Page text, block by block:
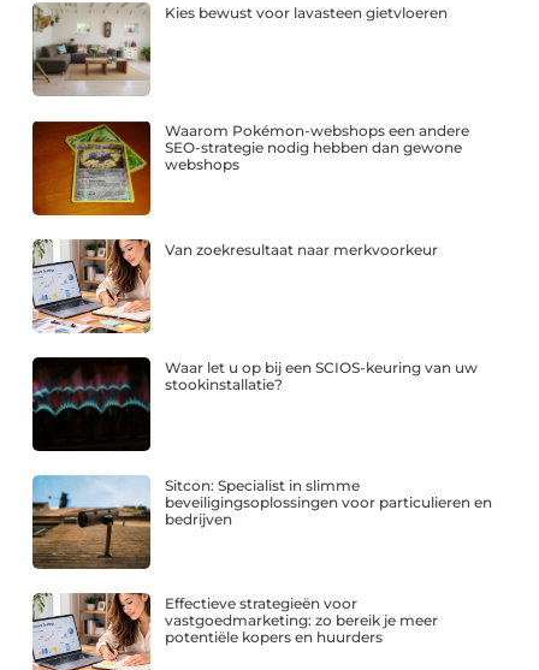
Kies bewust voor lavasteen gietvloeren
Waarom Pokémon-webshops een andere
SEO-strategie nodig hebben dan gewone
webshops
Van zoekresultaat naar merkvoorkeur
Waar let u op bij een SCIOS-keuring van uw
stookinstallatie?
Sitcon: Specialist in slimme
beveiligingsoplossingen voor particulieren en
bedrijven
Effectieve strategieën voor
vastgoedmarketing: zo bereik je meer
potentiële kopers en huurders